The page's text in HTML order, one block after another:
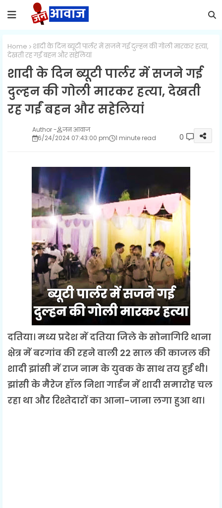
Home
शादी के दिन ब्यूटी पार्लर में सजने गई दुल्हन की गोली मारकर हत्या,
देखती रह गईं बहन और सहेलियां
शादी के दिन ब्यूटी पार्लर में सजने गई
दुल्हन की गोली मारकर हत्या, देखती
रह गईं बहन और सहेलियां
जन आवाज
6/24/2024 07:43:00 pm
1 minute read 0
दतिया। मध्य प्रदेश में दतिया जिले के सोनागिरि थाना
क्षेत्र में बरगांव की रहने वाली 22 साल की काजल की
शादी झांसी में राज नाम के युवक के साथ तय हुई थी।
झांसी के मैरेज हॉल निशा गार्डन में शादी समारोह चल
रहा था और रिश्तेदारों का आना-जाना लगा हुआ था।